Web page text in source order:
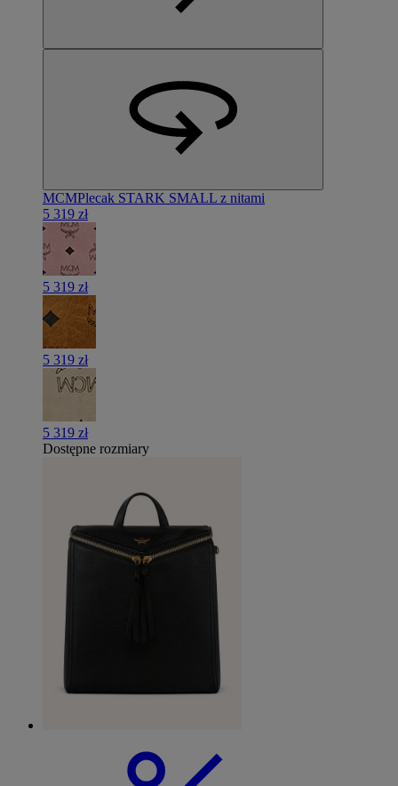
MCMPlecak STARK SMALL z nitami
5 319 zł
5 319 zł
5 319 zł
5 319 zł
Dostępne rozmiary